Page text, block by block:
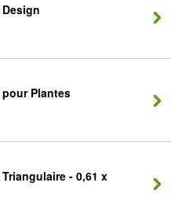
Plantes
- 0,61 x